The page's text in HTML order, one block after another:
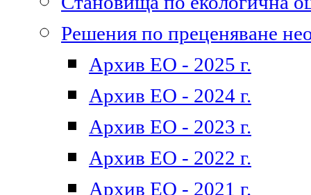
Решения по преценяване
Архив ЕО - 2025 г.
Архив ЕО - 2024 г.
Архив ЕО - 2023 г.
Архив ЕО - 2022 г.
Архив ЕО - 2021 г.